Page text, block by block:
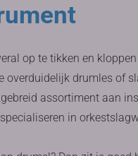
op te tikken en
overduidelijk drumles of
assortiment aan
in